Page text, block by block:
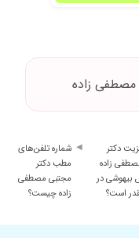
مصطفی زاده
دکتر
زاده
در
است؟
شماره تلفن‌های
مطب دکتر
مجتبی مصطفی
زاده چیست؟